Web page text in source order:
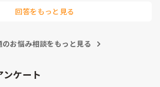
のご質問、汎用的に普通に私の実際をお応えさ
思ったから、ですね。本当は、なぜだからと言
その疑問もよーく分かるところでしたの
回答をもっと見る
のお悩み相談をもっと見る
ケート